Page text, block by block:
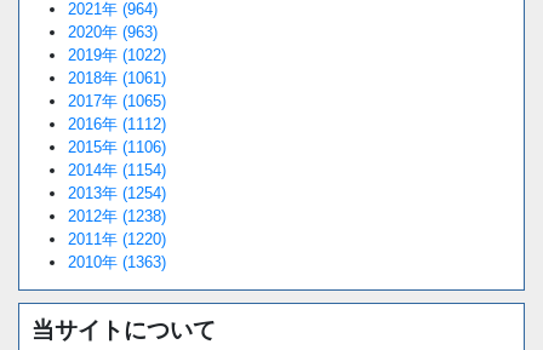
2021年 (964)
2020年 (963)
2019年 (1022)
2018年 (1061)
2017年 (1065)
2016年 (1112)
2015年 (1106)
2014年 (1154)
2013年 (1254)
2012年 (1238)
2011年 (1220)
2010年 (1363)
当サイトについて